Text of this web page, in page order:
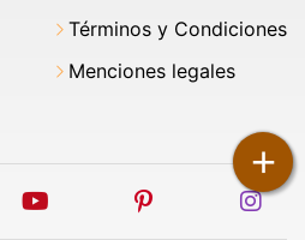
+
Términos y Condiciones
Menciones legales
youtube pinterest